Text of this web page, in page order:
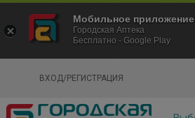
ВХОД/РЕГИСТРАЦИЯ
×
Городская Аптека Маркетплейс
- In Google Play
Мобильное приложение
Городская Аптека
Бесплатно - Google Play